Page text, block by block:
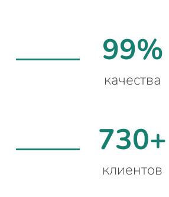
99%
качества
730+
клиентов